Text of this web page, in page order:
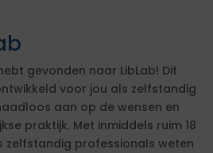
gevonden naar LibLab! Dit
voor jou als zelfstandig
aan op de wensen en
praktijk. Met inmiddels ruim 18
zelfstandig professionals weten